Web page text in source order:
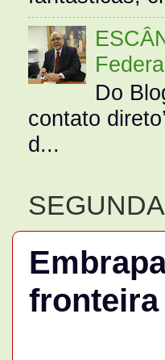
Do
contato
d...